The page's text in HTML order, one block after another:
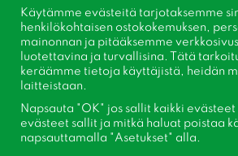
Uutiskirje
Tietoja evästeistä
Inspiraatiota
Käytämme evästeitä tarjotaksemme
henkilökohtaisen ostokokemuksen,
mainonnan ja pitääksemme
luotettavina ja turvallisina. Tätä
keräämme tietoja käyttäjistä, heidän
laitteistaan.
Napsauta "OK" jos sallit kaikki
evästeet sallit ja mitkä haluat poistaa
napsauttamalla "Asetukset" alla.